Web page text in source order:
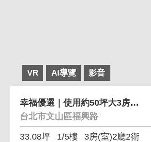
VR AI導覽 影音
幸福優選｜使用約50坪大3房｜花園庭院學區宅
台北市文山區福興路
33.08坪 1/5樓 3房(室)2廳2衛